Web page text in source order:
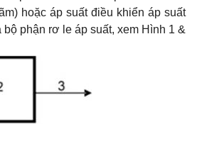
hoặc áp suất điều khiển áp suất
phận rơ le áp suất, xem Hình 1 &